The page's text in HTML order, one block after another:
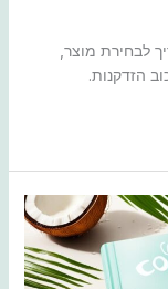
לגיל 70, עם המדריך לבחירת מוצר,
הזדקנות.